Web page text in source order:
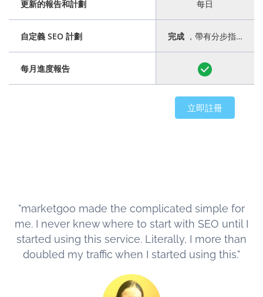
更新的報告和計劃
自定義 SEO 計劃
每月進度報告
每日
完成，帶有分步指南
立即註冊
"marketgoo made the complicated simple for
me. I never knew where to start with SEO until I
started using this service. Literally, I more than
doubled my traffic when I started using this."